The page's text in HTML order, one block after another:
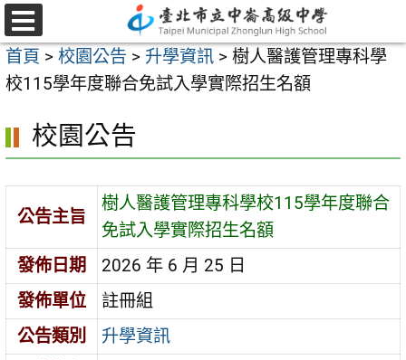
跳
至
主
要
容
選
單
首頁 > 校園公告 > 升學資訊 > 樹人醫護管理專科學
校115學年度聯合免試入學實際招生名額
校園公告
公告主旨
樹人醫護管理專科學校115學年度聯合
免試入學實際招生名額
發佈日期
2026 年 6 月 25 日
發佈單位
註冊組
公告類別
升學資訊